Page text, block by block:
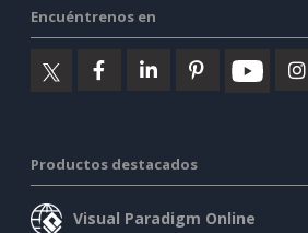
Encuéntrenos en
Productos destacados
Visual Paradigm Online